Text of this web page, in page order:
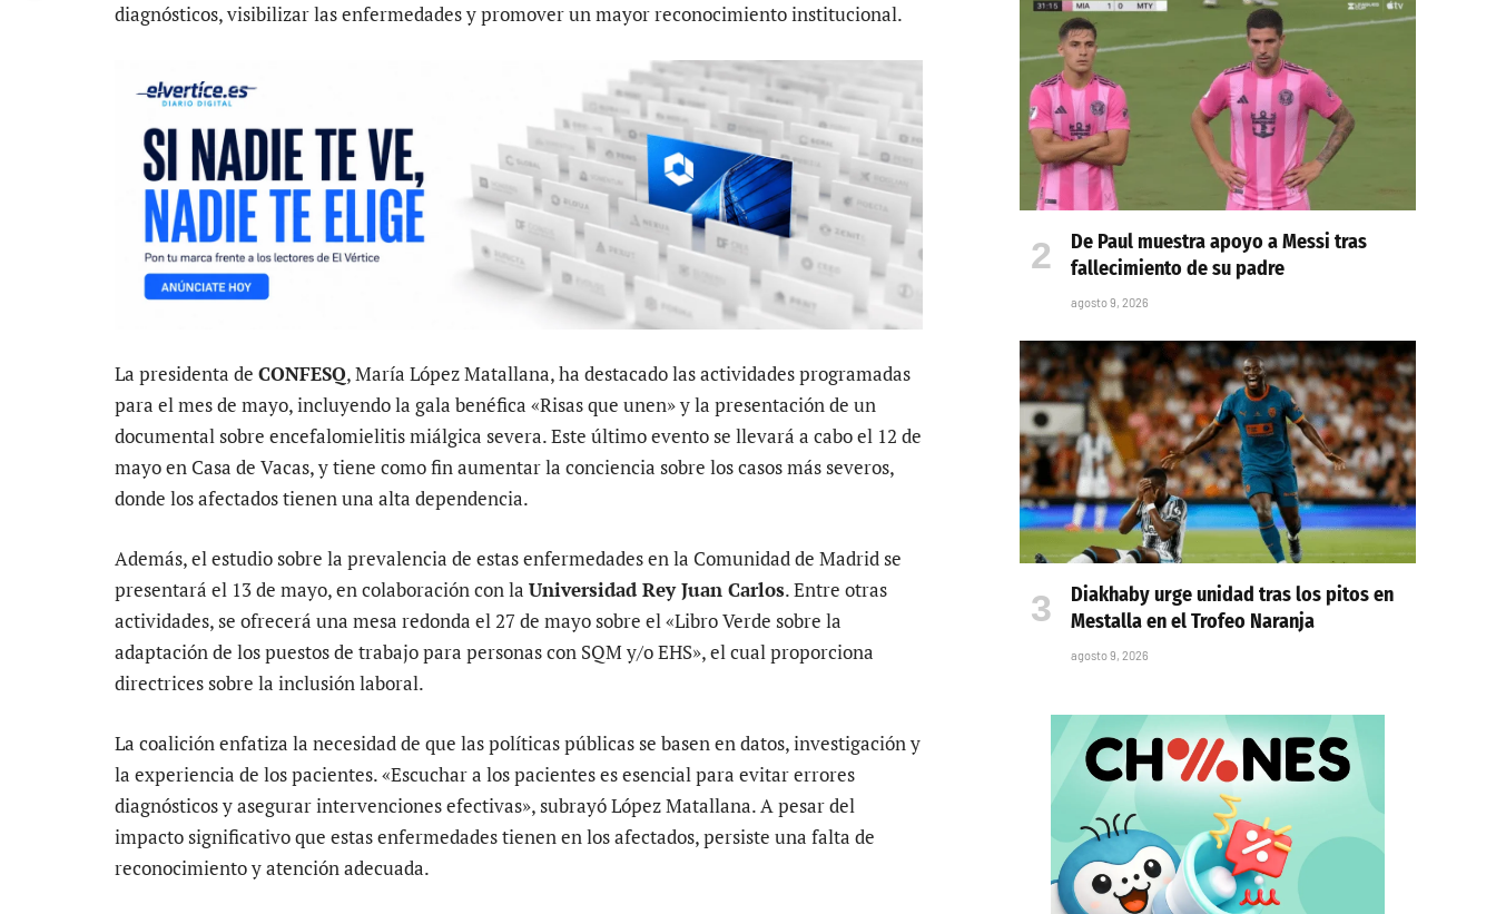
diagnósticos, visibilizar las enfermedades y promover un mayor reconocimiento institucional.
La presidenta de CONFESQ, María López Matallana, ha destacado las actividades programadas
para el mes de mayo, incluyendo la gala benéfica «Risas que unen» y la presentación de un
documental sobre encefalomielitis miálgica severa. Este último evento se llevará a cabo el 12 de
mayo en Casa de Vacas, y tiene como fin aumentar la conciencia sobre los casos más severos,
donde los afectados tienen una alta dependencia.
Además, el estudio sobre la prevalencia de estas enfermedades en la Comunidad de Madrid se
presentará el 13 de mayo, en colaboración con la Universidad Rey Juan Carlos. Entre otras
actividades, se ofrecerá una mesa redonda el 27 de mayo sobre el «Libro Verde sobre la
adaptación de los puestos de trabajo para personas con SQM y/o EHS», el cual proporciona
directrices sobre la inclusión laboral.
La coalición enfatiza la necesidad de que las políticas públicas se basen en datos, investigación y
la experiencia de los pacientes. «Escuchar a los pacientes es esencial para evitar errores
diagnósticos y asegurar intervenciones efectivas», subrayó López Matallana. A pesar del
impacto significativo que estas enfermedades tienen en los afectados, persiste una falta de
reconocimiento y atención adecuada.
De Paul muestra apoyo a Messi tras
fallecimiento de su padre
agosto 9, 2026
Diakhaby urge unidad tras los pitos en
Mestalla en el Trofeo Naranja
agosto 9, 2026